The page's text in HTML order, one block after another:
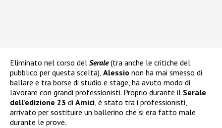
Eliminato nel corso del Serale(tra anche le critiche del
pubblico per questa scelta), Alessio non ha mai smesso di
ballare e tra borse di studio e stage, ha avuto modo di
lavorare con grandi professionisti. Proprio durante il Serale
dell’edizione 23 di Amici, è stato tra i professionisti,
arrivato per sostituire un ballerino che si era fatto male
durante le prove.